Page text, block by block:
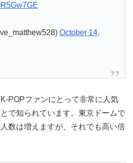
October 14,
POPファンにとって非常に人気
で知られています。東京ドームで
数は増えますが、それでも高い倍